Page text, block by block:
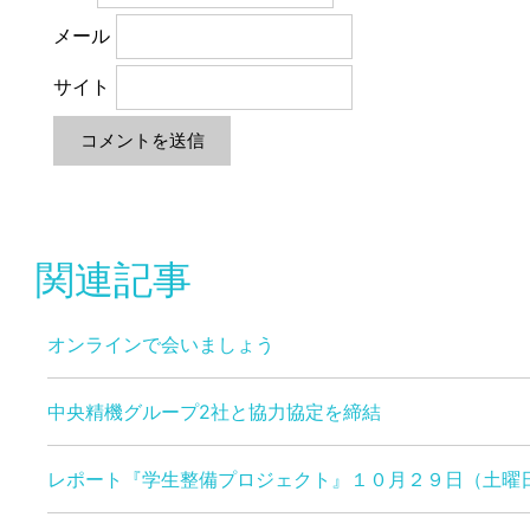
メール
サイト
関連記事
オンラインで会いましょう
中央精機グループ2社と協力協定を締結
レポート『学生整備プロジェクト』１０月２９日（土曜